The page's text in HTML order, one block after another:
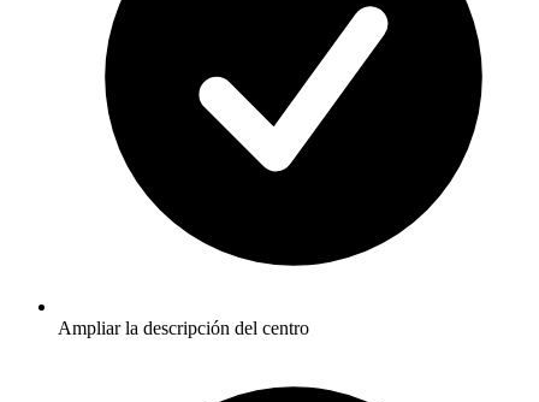
Ampliar la descripción del centro